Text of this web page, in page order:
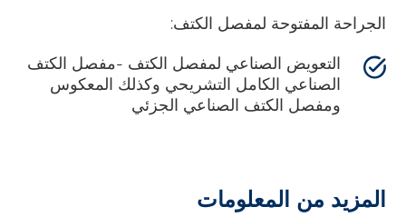
الجراحة المفتوحة لمفصل الكتف:
التعويض الصناعي لمفصل الكتف -مفصل الكتف
الصناعي الكامل التشريحي وكذلك المعكوس
ومفصل الكتف الصناعي الجزئي
المزيد من المعلومات